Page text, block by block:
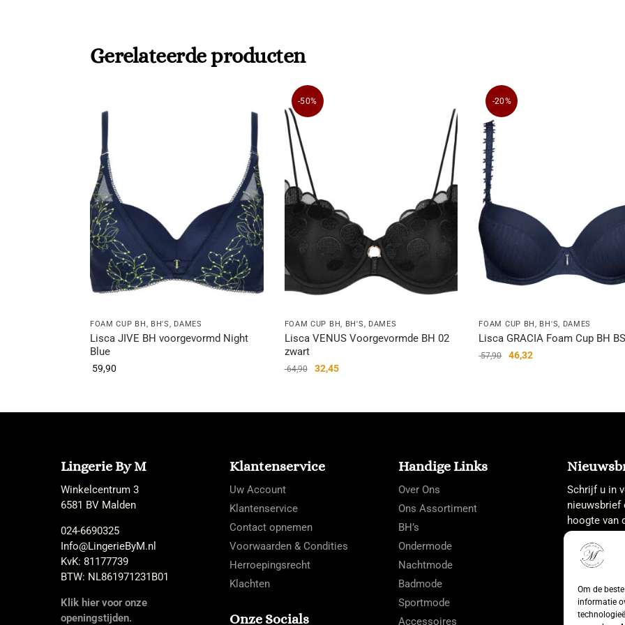
Om de
informatie
Gerelateerde producten
FOAM CUP BH , BH'S, DAMES
Lisca JIVE BH voorgevormd Night
Blue
59,90
-50%
FOAM CUP BH, BH'S, DAMES
Lisca VENUS Voorgevormde BH 02
zwart
64,90 32,45
-20%
FOAM CUP BH, BH'S, DAMES
Lisca GRACIA Foam Cup BH
57,90 46,32
Lingerie By M
Winkelcentrum 3
6581 BV Malden
024-6690325
Info@LingerieByM.nl
KvK: 81177739
BTW: NL861971231B01
Klik hier voor onze
openingstijden.
Klantenservice
Uw Account
Klantenservice
Contact opnemen
Voorwaarden & Condities
Herroepingsrecht
Klachten
Onze Socials
Handige Links
Over Ons
Ons Assortiment
BH’s
Ondermode
Nachtmode
Badmode
Sportmode
Accessoires
Schrijf u in
nieuwsbrief
hoogte van